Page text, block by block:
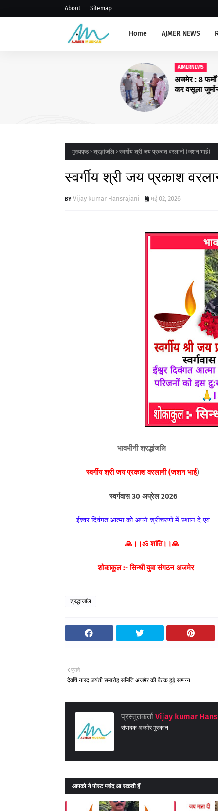
About Sitemap
Home AJMER NEWS
AJMERNEWS
अजमेर : 8 फर्मों पर सघन जांच एवं
कर वसूला जुर्माना
मुख्यपृष्ठ श्रद्धांजलि स्वर्गीय श्री जय प्रकाश वरलानी (जशन भाई)
स्वर्गीय श्री जय प्रकाश
Vijay kumar Hansrajani मई 02, 2026
भावभीनी श्रद्धांजलि
स्वर्गीय श्री जय प्रकाश वरलानी (जशन भाई)
स्वर्गवास 30 अप्रेल 2026
ईश्वर दिवंगत आत्मा को अपने श्रीचरणों में स्थान
🙏।।ॐ शांति।।🙏
शोकाकुल :- सिन्धी युवा संगठन अजमेर
श्रद्धांजलि
पुराने
देवर्षि नारद जयंती समारोह समिति अजमेर की बैठक हुई सम्पन्न
प्रस्तुतकर्ता Vijay kumar
संपादक अजमेर मुस्कान
आपको ये पोस्ट पसंद आ सकती हैं